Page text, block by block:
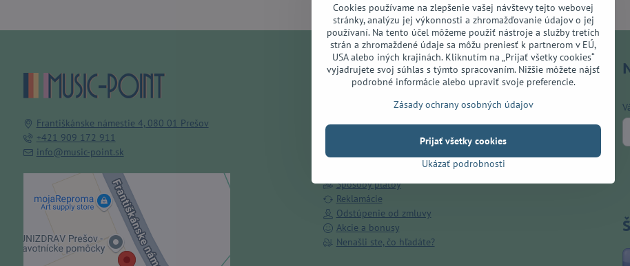
Františkánske námestie 4, 080 01 Prešov
+421 909 172 911
info@music-point.sk
Externý obsah je blokovaný
Voľbami súkromia
Prajete si načítať externý obsah?
Všetko o nákupe
Kamenná predajňa
Obchodné podmienky
Ochrana osobných údajov
Spôsoby platby
Reklamácie
Odstúpenie od zmluvy
Akcie a bonusy
Nenašli ste, čo hľadáte?
Cookies používame na zlepšenie vašej návštevy tejto webovej
stránky, analýzu jej výkonnosti a zhromažďovanie údajov o jej
používaní. Na tento účel môžeme použiť nástroje a služby tretích
strán a zhromaždené údaje sa môžu preniesť k partnerom v EÚ,
USA alebo iných krajinách. Kliknutím na „Prijať všetky cookies“
vyjadrujete svoj súhlas s týmto spracovaním. Nižšie môžete nájsť
podrobné informácie alebo upraviť svoje preferencie.
Zásady ochrany osobných údajov
Ukázať podrobnosti
Prijať všetky cookies